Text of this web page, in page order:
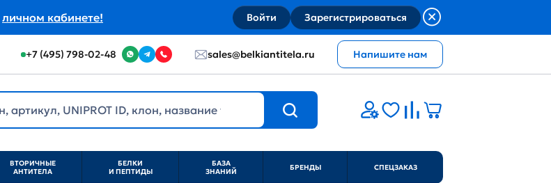
личном кабинете! Войти Зарегистрироваться
+7 (495) 798-02-48 sales@belkiantitela.ru Напишите нам
ВТОРИЧНЫЕ
АНТИТЕЛА
БЕЛКИ
И ПЕПТИДЫ
БАЗА
ЗНАНИЙ
БРЕНДЫ СПЕЦЗАКАЗ